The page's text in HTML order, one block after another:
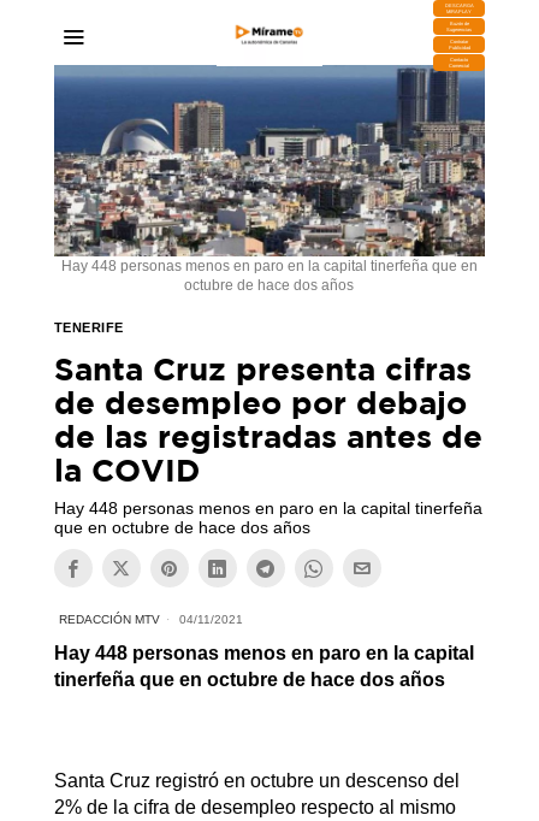
DESCARGA
MIRAPLAY
Buzón de
Sugerencias
Contratar
Publicidad
Contacto
Comercial
Hay 448 personas menos en paro en la capital tinerfeña que en
octubre de hace dos años
TENERIFE
Santa Cruz presenta cifras
de desempleo por debajo
de las registradas antes de
la COVID
Hay 448 personas menos en paro en la capital tinerfeña
que en octubre de hace dos años
REDACCIÓN MTV 04/11/2021
Hay 448 personas menos en paro en la capital
tinerfeña que en octubre de hace dos años
Santa Cruz registró en octubre un descenso del
2% de la cifra de desempleo respecto al mismo